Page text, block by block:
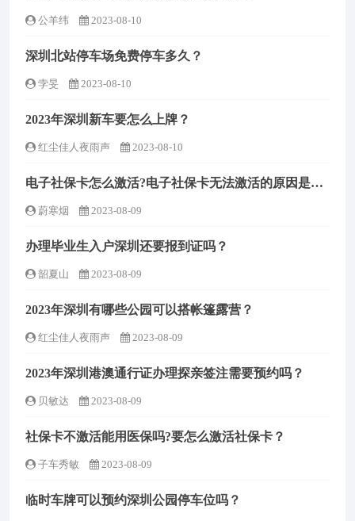
公羊纬 2023-08-10
深圳北站停车场免费停车多久？
孛旻 2023-08-10
2023年深圳新车要怎么上牌？
红尘佳人夜雨声 2023-08-10
电子社保卡怎么激活?电子社保卡无法激活的原因是什么？
蔚寒烟 2023-08-09
办理毕业生入户深圳还要报到证吗？
韶夏山 2023-08-09
2023年深圳有哪些公园可以搭帐篷露营？
红尘佳人夜雨声 2023-08-09
2023年深圳港澳通行证办理探亲签注需要预约吗？
贝敏达 2023-08-09
社保卡不激活能用医保吗?要怎么激活社保卡？
子车秀敏 2023-08-09
临时车牌可以预约深圳公园停车位吗？